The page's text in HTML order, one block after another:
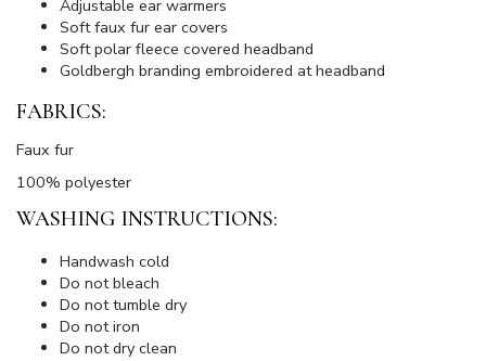
Adjustable ear warmers
Soft faux fur ear covers
Soft polar fleece covered headband
Goldbergh branding embroidered at headband
FABRICS:
Faux fur
100% polyester
WASHING INSTRUCTIONS:
Handwash cold
Do not bleach
Do not tumble dry
Do not iron
Do not dry clean